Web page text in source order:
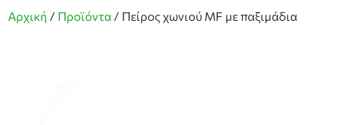
Αρχική / Προϊόντα / Πείρος χωνιού MF με παξιμάδια